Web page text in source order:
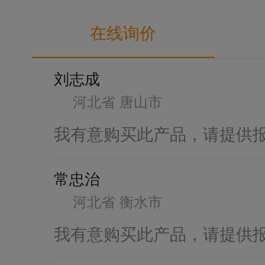
在线询价
刘志成
河北省 唐山市
我有意购买此产品，请提供
常忠治
河北省 衡水市
我有意购买此产品，请提供